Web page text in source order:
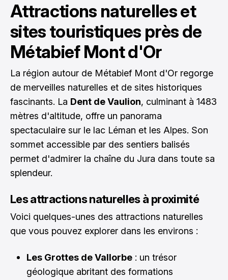
Attractions naturelles et
sites touristiques près de
Métabief Mont d'Or
La région autour de Métabief Mont d'Or regorge
de merveilles naturelles et de sites historiques
fascinants. La Dent de Vaulion, culminant à 1483
mètres d'altitude, offre un panorama
spectaculaire sur le lac Léman et les Alpes. Son
sommet accessible par des sentiers balisés
permet d'admirer la chaîne du Jura dans toute sa
splendeur.
Les attractions naturelles à proximité
Voici quelques-unes des attractions naturelles
que vous pouvez explorer dans les environs :
Les Grottes de Vallorbe : un trésor
géologique abritant des formations